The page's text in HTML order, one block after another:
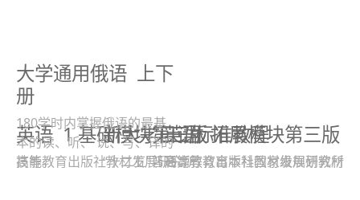
英语1 基础模块第三版
高等教育出版社教材发展研究所
英语拓展模块第三版
高等教育出版社教材发展研究所
新大学日语标准教程
“十二五”普通高等教育本科国家级规划教材
大学通用俄语 上下
册
180学时内掌握俄语的最基
本的读、听、 说、写、译的
技能。